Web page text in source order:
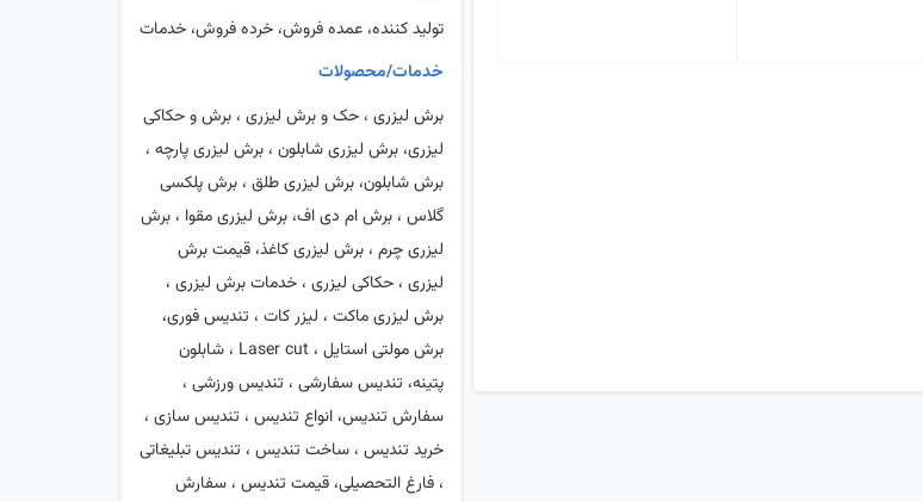
تولید کننده، عمده فروش، خرده فروش، خدمات
خدمات/محصولات
برش لیزری ، حک و برش لیزری ، برش و حکاکی
لیزری، برش لیزری شابلون ، برش لیزری پارچه ،
برش شابلون، برش لیزری طلق ، برش پلکسی
گلاس ، برش ام دی اف، برش لیزری مقوا ، برش
لیزری چرم ، برش لیزری کاغذ، قیمت برش
لیزری ، حکاکی لیزری ، خدمات برش لیزری ،
برش لیزری ماکت ، لیزر کات ، تندیس فوری،
برش مولتی استایل ، Laser cut ، شابلون
پتینه، تندیس سفارشی ، تندیس ورزشی ،
سفارش تندیس، انواع تندیس ، تندیس سازی ،
خرید تندیس ، ساخت تندیس ، تندیس تبلیغاتی
، فارغ التحصیلی، قیمت تندیس ، سفارش